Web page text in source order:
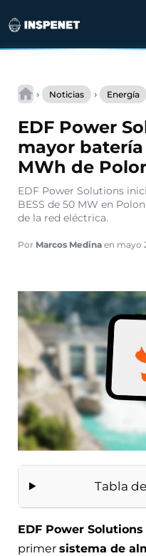
contenido
› Noticias › Energía
EDF Power
mayor batería
MWh de
EDF Power Solutions
BESS de 50 MW en
de la red eléctrica.
Por Marcos Medina en mayo
Tabla
EDF Power Solutions
primer sistema de